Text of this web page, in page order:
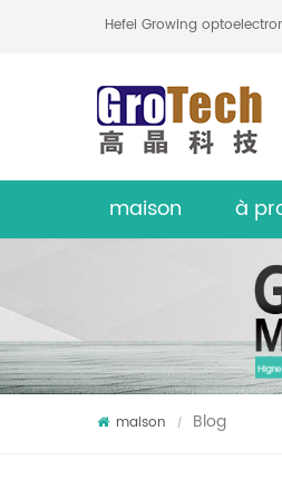
Hefei Growing
maison à
maison / Blog